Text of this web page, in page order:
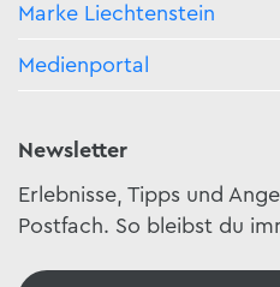
Marke Liechtenstein
Medienportal
Newsletter
Erlebnisse, Tipps und
Postfach. So bleibst du